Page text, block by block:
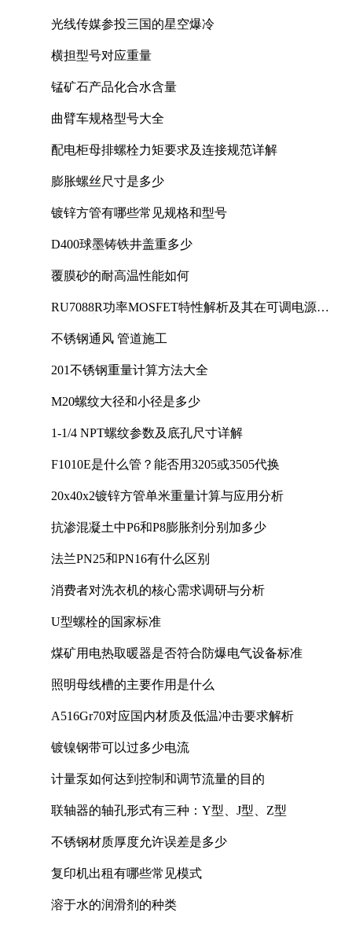
光线传媒参投三国的星空爆冷
横担型号对应重量
锰矿石产品化合水含量
曲臂车规格型号大全
配电柜母排螺栓力矩要求及连接规范详解
膨胀螺丝尺寸是多少
镀锌方管有哪些常见规格和型号
D400球墨铸铁井盖重多少
覆膜砂的耐高温性能如何
RU7088R功率MOSFET特性解析及其在可调电源设
不锈钢通风 管道施工
201不锈钢重量计算方法大全
M20螺纹大径和小径是多少
1-1/4 NPT螺纹参数及底孔尺寸详解
F1010E是什么管？能否用3205或3505代换
20x40x2镀锌方管单米重量计算与应用分析
抗渗混凝土中P6和P8膨胀剂分别加多少
法兰PN25和PN16有什么区别
消费者对洗衣机的核心需求调研与分析
U型螺栓的国家标准
煤矿用电热取暖器是否符合防爆电气设备标准
照明母线槽的主要作用是什么
A516Gr70对应国内材质及低温冲击要求解析
镀镍钢带可以过多少电流
计量泵如何达到控制和调节流量的目的
联轴器的轴孔形式有三种：Y型、J型、Z型
不锈钢材质厚度允许误差是多少
复印机出租有哪些常见模式
溶于水的润滑剂的种类